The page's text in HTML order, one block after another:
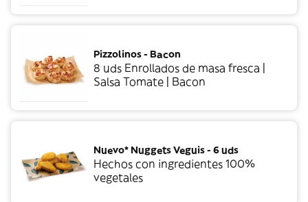
Pizzolinos - Bacon
8 uds Enrollados de masa fresca |
Salsa Tomate | Bacon
Nuevo* Nuggets Veguis - 6 uds
Hechos con ingredientes 100%
vegetales